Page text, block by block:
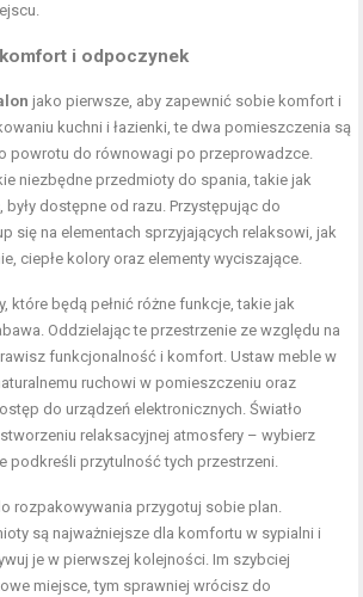
i odpoczynek
jako pierwsze, aby zapewnić sobie komfort i
kuchni i łazienki, te dwa pomieszczenia są
powrotu do równowagi po przeprowadzce.
niezbędne przedmioty do spania, takie jak
dostępne od razu. Przystępując do
się na elementach sprzyjających relaksowi, jak
ciepłe kolory oraz elementy wyciszające.
które będą pełnić różne funkcje, takie jak
Oddzielając te przestrzenie ze względu na
funkcjonalność i komfort. Ustaw meble w
ruchowi w pomieszczeniu oraz
do urządzeń elektronicznych. Światło
relaksacyjnej atmosfery – wybierz
podkreśli przytulność tych przestrzeni.
rozpakowywania przygotuj sobie plan.
są najważniejsze dla komfortu w sypialni i
je w pierwszej kolejności. Im szybciej
miejsce, tym sprawniej wrócisz do